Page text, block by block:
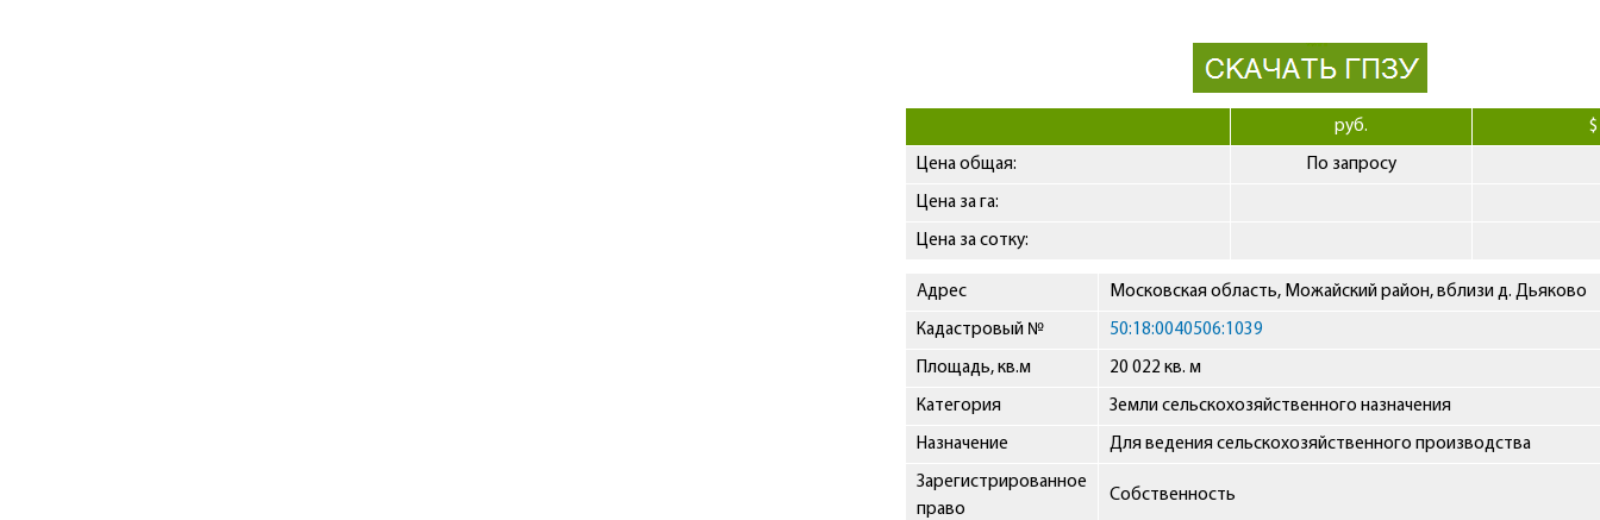
руб.
$
Цена общая:
По запросу
Цена за га:
Цена за сотку:
Адрес
Московская область, Можайский район, вблизи д. Дьяково
Кадастровый №
50:18:0040506:1039
Площадь, кв.м
20 022 кв. м
Категория
Земли сельскохозяйственного назначения
Назначение
Для ведения сельскохозяйственного производства
Зарегистрированное
право
Собственность